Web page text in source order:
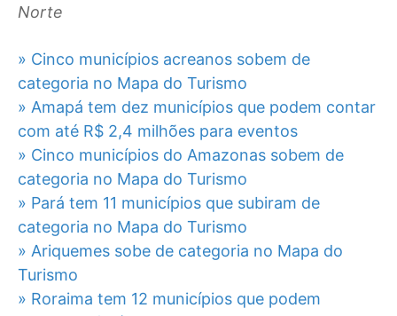
Norte
» Cinco municípios acreanos sobem de
categoria no Mapa do Turismo
» Amapá tem dez municípios que podem contar
com até R$ 2,4 milhões para eventos
» Cinco municípios do Amazonas sobem de
categoria no Mapa do Turismo
» Pará tem 11 municípios que subiram de
categoria no Mapa do Turismo
» Ariquemes sobe de categoria no Mapa do
Turismo
» Roraima tem 12 municípios que podem